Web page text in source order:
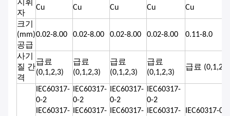
지휘
자
Cu Cu Cu Cu Cu
크기
(mm)
공급
0.02-8.00 0.02-8.00 0.02-8.00 0.02-8.00 0.11-8.0
사기
질 간
격
급료
(0,1,2,3)
급료
(0,1,2,3)
급료
(0,1,2,3)
급료
(0,1,2,3)
급료
IEC60317-
0-2
IEC60317-
IEC60317-
0-2
IEC60317-
IEC60317-
0-2
IEC60317-
IEC60317-
0-2
IEC60317-
IEC60317-0-2